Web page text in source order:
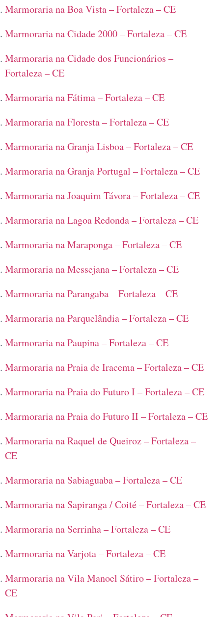
Marmoraria na Boa Vista – Fortaleza – CE
Marmoraria na Cidade 2000 – Fortaleza – CE
Marmoraria na Cidade dos Funcionários –
Fortaleza – CE
Marmoraria na Fátima – Fortaleza – CE
Marmoraria na Floresta – Fortaleza – CE
Marmoraria na Granja Lisboa – Fortaleza – CE
Marmoraria na Granja Portugal – Fortaleza – CE
Marmoraria na Joaquim Távora – Fortaleza – CE
Marmoraria na Lagoa Redonda – Fortaleza – CE
Marmoraria na Maraponga – Fortaleza – CE
Marmoraria na Messejana – Fortaleza – CE
Marmoraria na Parangaba – Fortaleza – CE
Marmoraria na Parquelândia – Fortaleza – CE
Marmoraria na Paupina – Fortaleza – CE
Marmoraria na Praia de Iracema – Fortaleza – CE
Marmoraria na Praia do Futuro I – Fortaleza – CE
Marmoraria na Praia do Futuro II – Fortaleza – CE
Marmoraria na Raquel de Queiroz – Fortaleza –
CE
Marmoraria na Sabiaguaba – Fortaleza – CE
Marmoraria na Sapiranga / Coité – Fortaleza – CE
Marmoraria na Serrinha – Fortaleza – CE
Marmoraria na Varjota – Fortaleza – CE
Marmoraria na Vila Manoel Sátiro – Fortaleza –
CE